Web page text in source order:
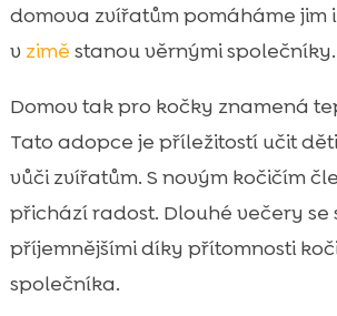
domova zvířatům pomáháme jim i
v zimě stanou věrnými společníky.
Domov tak pro kočky znamená
Tato adopce je příležitostí učit
vůči zvířatům. S novým kočičím
přichází radost. Dlouhé večery se
příjemnějšími díky přítomnosti
společníka.